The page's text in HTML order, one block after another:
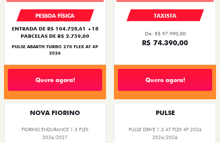
PESSOA FÍSICA
ENTRADA DE R$ 104.728,61 +18
PARCELAS DE R$ 2.759,00
PULSE ABARTH TURBO 270 FLEX AT 4P
2026
Quero agora!
TAXISTA
De: R$ 97.990,00
R$ 74.390,00
Quero agora!
NOVA FIORINO
FIORINO ENDURANCE 1.3 FLEX
2026/2027
PULSE
PULSE DRIVE 1.3 AT FLEX 4P 2026
2026/2026